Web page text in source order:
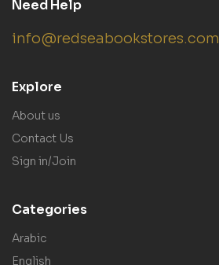
Need Help
info@redseabookstores.com
Explore
About us
Contact Us
Sign in/Join
Categories
Arabic
English